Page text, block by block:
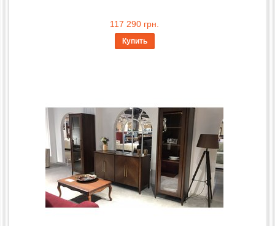
117 290 грн.
Купить